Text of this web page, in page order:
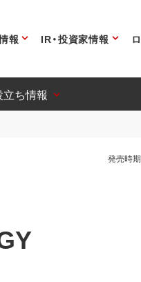
報 IR・投資家情報
ち情報
発売時